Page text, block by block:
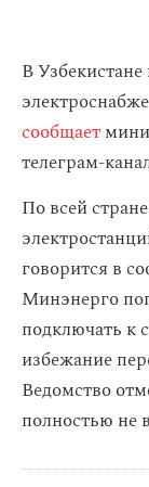
В
сообщает
телеграм-
По всей
говорится в
Минэнерго
подключать к
избежание
Ведомство
полностью не